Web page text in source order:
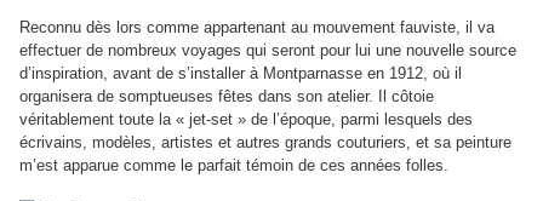
Reconnu dès lors comme appartenant au mouvement fauviste, il va
effectuer de nombreux voyages qui seront pour lui une nouvelle source
d’inspiration, avant de s’installer à Montparnasse en 1912, où il
organisera de somptueuses fêtes dans son atelier. Il côtoie
véritablement toute la « jet-set » de l’époque, parmi lesquels des
écrivains, modèles, artistes et autres grands couturiers, et sa peinture
m’est apparue comme le parfait témoin de ces années folles.